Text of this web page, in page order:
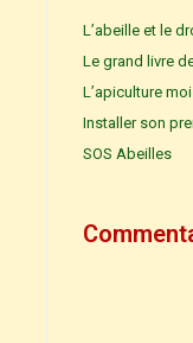
L’abeille et le
Le grand livre
L’apiculture
Installer son
SOS Abeilles